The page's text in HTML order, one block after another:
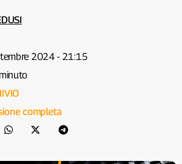
2024 - 21:15
completa